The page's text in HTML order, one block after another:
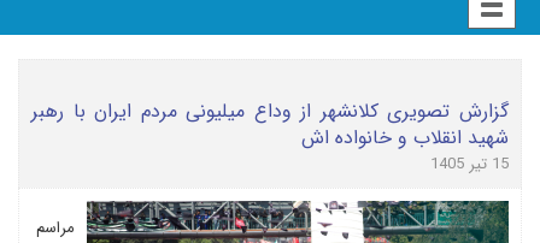
گزارش تصویری کلانشهر از وداع میلیونی مردم ایران با رهبر
شهید انقلاب و خانواده اش
15 تیر 1405
مراسم